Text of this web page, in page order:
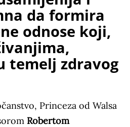
da formira
odnose koji,
temelj zdravog
Princeza od Walsa
Robertom